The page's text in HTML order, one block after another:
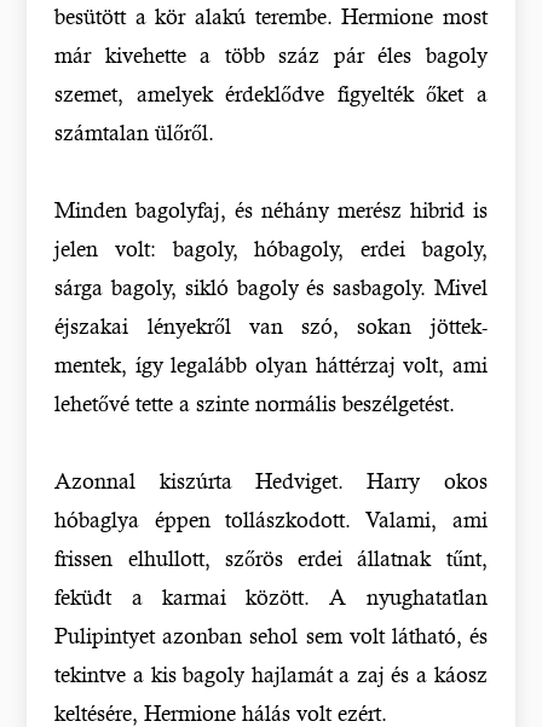
besütött a kör alakú terembe. Hermione most
már kivehette a több száz pár éles bagoly
szemet, amelyek érdeklődve figyelték őket a
számtalan ülőről.
Minden bagolyfaj, és néhány merész hibrid is
jelen volt: bagoly, hóbagoly, erdei bagoly,
sárga bagoly, sikló bagoly és sasbagoly. Mivel
éjszakai lényekről van szó, sokan jöttek-
mentek, így legalább olyan háttérzaj volt, ami
lehetővé tette a szinte normális beszélgetést.
Azonnal kiszúrta Hedviget. Harry okos
hóbaglya éppen tollászkodott. Valami, ami
frissen elhullott, szőrös erdei állatnak tűnt,
feküdt a karmai között. A nyughatatlan
Pulipintyet azonban sehol sem volt látható, és
tekintve a kis bagoly hajlamát a zaj és a káosz
keltésére, Hermione hálás volt ezért.